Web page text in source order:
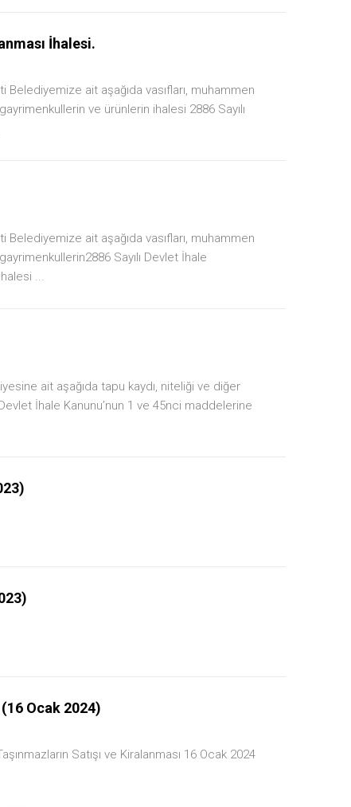
İhalesi.
Belediyemize ait aşağıda vasıfları, muhammen
ve ürünlerin ihalesi 2886 Sayılı
Belediyemize ait aşağıda vasıfları, muhammen
Sayılı Devlet İhale
...
ait aşağıda tapu kaydı, niteliği ve diğer
İhale Kanunu’nun 1 ve 45nci maddelerine
Ocak 2024)
Satışı ve Kiralanması 16 Ocak 2024